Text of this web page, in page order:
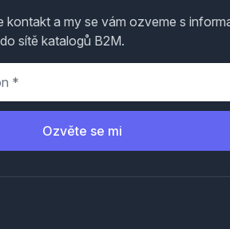
kontakt a my se vám ozveme s
sítě katalogů B2M.
Ozvěte se mi